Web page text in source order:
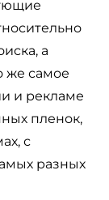
а
же самое
и рекламе
пленок,
с
разных